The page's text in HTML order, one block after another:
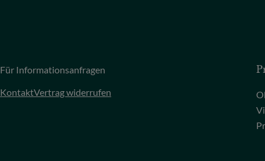
Für Informationsanfragen
KontaktVertrag widerrufen